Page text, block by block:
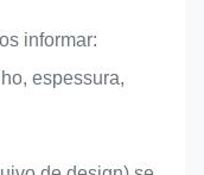
informar:
espessura,